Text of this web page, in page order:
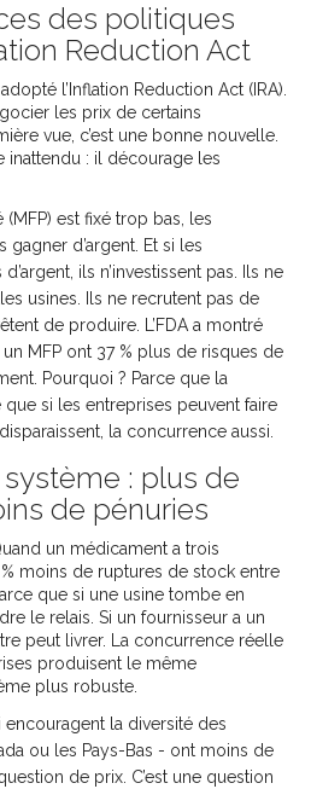
des politiques
Reduction Act
l’Inflation Reduction Act (IRA).
les prix de certains
vue, c’est une bonne nouvelle.
inattendu : il décourage les
est fixé trop bas, les
d’argent. Et si les
ils n’investissent pas. Ils ne
usines. Ils ne recrutent pas de
de produire. L’FDA a montré
MFP ont 37 % plus de risques de
Pourquoi ? Parce que la
si les entreprises peuvent faire
la concurrence aussi.
: plus de
de pénuries
un médicament a trois
moins de ruptures de stock entre
que si une usine tombe en
le relais. Si un fournisseur a un
peut livrer. La concurrence réelle
produisent le même
plus robuste.
encouragent la diversité des
ou les Pays-Bas - ont moins de
de prix. C’est une question